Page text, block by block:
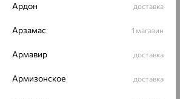
Ардон доставка
Арзамас 1 магазин
Армавир доставка
Армизонское доставка